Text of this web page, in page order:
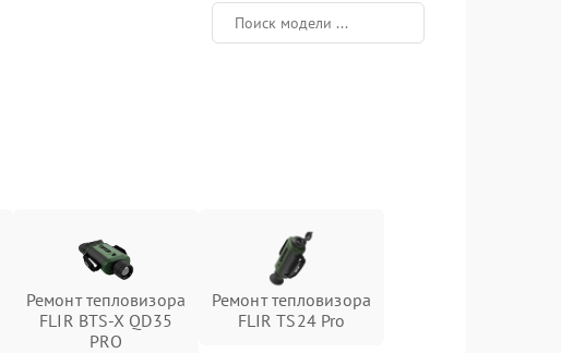
Ремонт тепловизора
FLIR BTS-X QD35
PRO
Ремонт тепловизора
FLIR TS24 Pro